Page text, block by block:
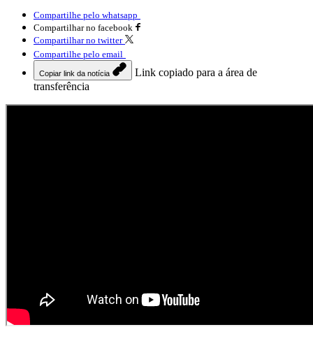
Compartilhe pelo whatsapp
Compartilhar no facebook
Compartilhar no twitter
Compartilhe pelo email
Copiar link da notícia
Link copiado para a área de
transferência